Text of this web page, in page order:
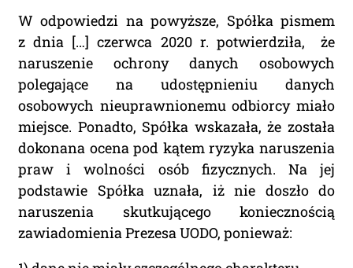
W odpowiedzi na powyższe, Spółka pismem
z dnia […] czerwca 2020 r. potwierdziła, że
naruszenie ochrony danych osobowych
polegające na udostępnieniu danych
osobowych nieuprawnionemu odbiorcy miało
miejsce. Ponadto, Spółka wskazała, że została
dokonana ocena pod kątem ryzyka naruszenia
praw i wolności osób fizycznych. Na jej
podstawie Spółka uznała, iż nie doszło do
naruszenia skutkującego koniecznością
zawiadomienia Prezesa UODO, ponieważ: